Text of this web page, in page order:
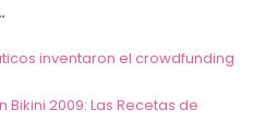
inventaron el crowdfunding
Bikini 2009: Las Recetas de